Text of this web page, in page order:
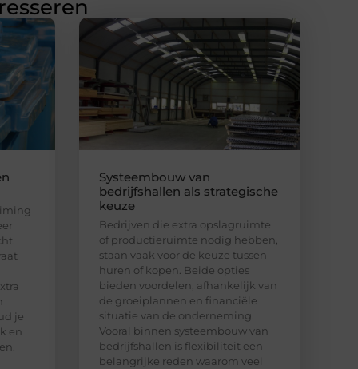
je
en
Systeembouw van
bedrijfshallen als strategische
keuze
Bedrijven die extra opslagruimte
of productieruimte nodig hebben,
staan vaak voor de keuze tussen
huren of kopen. Beide opties
bieden voordelen, afhankelijk van
de groeiplannen en financiële
situatie van de onderneming.
Vooral binnen systeembouw van
bedrijfshallen is flexibiliteit een
belangrijke reden waarom veel